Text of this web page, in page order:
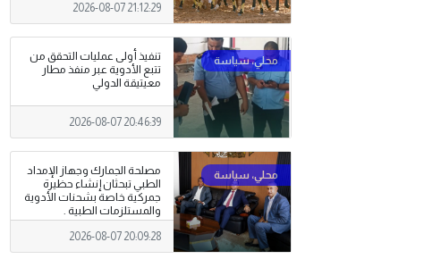
2026-08-07 21:12:29
تنفيذ أولى عمليات التحقق من
تتبع الأدوية عبر منفذ مطار
معيتيقة الدولي
2026-08-07 20:46:39
مصلحة الجمارك وجهاز الإمداد
الطبي تبحثان إنشاء حظيرة
جمركية خاصة بشحنات الأدوية
والمستلزمات الطبية .
2026-08-07 20:09:28